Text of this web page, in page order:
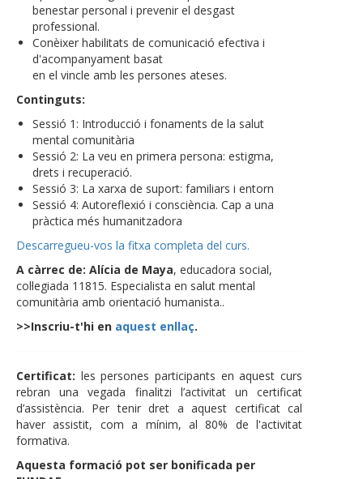
benestar personal i prevenir el desgast
professional.
Conèixer habilitats de comunicació efectiva i
d'acompanyament basat
en el vincle amb les persones ateses.
Continguts:
Sessió 1: Introducció i fonaments de la salut
mental comunitària
Sessió 2: La veu en primera persona: estigma,
drets i recuperació.
Sessió 3: La xarxa de suport: familiars i entorn
Sessió 4: Autoreflexió i consciència. Cap a una
pràctica més humanitzadora
Descarregueu-vos la fitxa completa del curs.
A càrrec de: Alícia de Maya, educadora social,
col·legiada 11815. Especialista en salut mental
comunitària amb orientació humanista..
>>Inscriu-t'hi en aquest enllaç.
Certificat: les persones participants en aquest curs
rebran una vegada finalitzi l’activitat un certificat
d’assistència. Per tenir dret a aquest certificat cal
haver assistit, com a mínim, al 80% de l'activitat
formativa.
Aquesta formació pot ser bonificada per